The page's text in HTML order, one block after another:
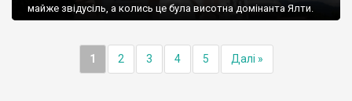
майже звідусіль, а колись це була висотна домінанта Ялти.
1 2 3 4 5 Далі »